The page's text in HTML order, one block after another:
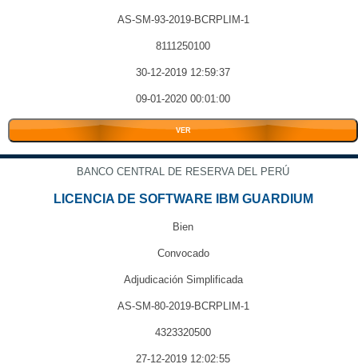
AS-SM-93-2019-BCRPLIM-1
8111250100
30-12-2019 12:59:37
09-01-2020 00:01:00
VER
BANCO CENTRAL DE RESERVA DEL PERÚ
LICENCIA DE SOFTWARE IBM GUARDIUM
Bien
Convocado
Adjudicación Simplificada
AS-SM-80-2019-BCRPLIM-1
4323320500
27-12-2019 12:02:55